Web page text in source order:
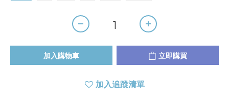
加入購物車 立即購買
加入追蹤清單